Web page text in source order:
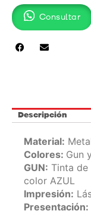
cantidad
Consultar
Descripción
Material:
Colores: Gun
GUN: Tinta
color AZUL
Impresión:
Presentación: